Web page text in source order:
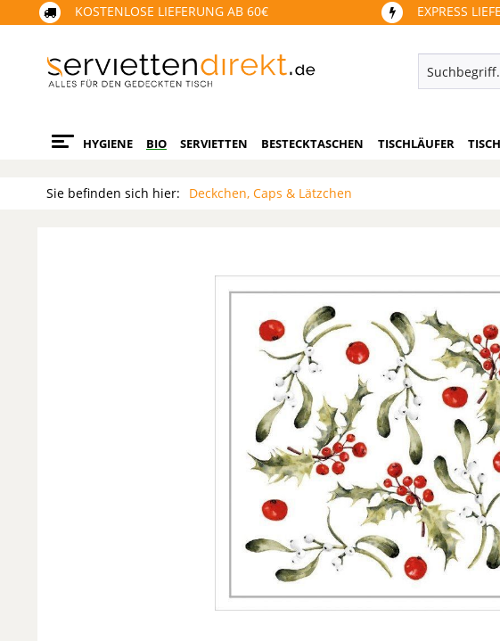
KOSTENLOSE LIEFERUNG AB 60€ EXPRESS
HYGIENE BIO SERVIETTEN BESTECKTASCHEN TISCHLÄUFER
Sie befinden sich hier: Deckchen, Caps & Lätzchen